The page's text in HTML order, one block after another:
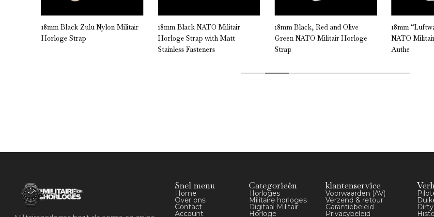
18mm Black Zulu Nylon Militair
Horloge Strap
18mm Black NATO Militair
Horloge Strap with Matt
Stainless Fasteners
18mm Black, Red and Olive
Green NATO Militair Horloge
Strap
18mm
NATO
Authe
Snel menu
Home
Over ons
Contact
Account
Categorieën
Horloges
Militaire horloges
Digitaal Militair
Horloge
klantenservice
Voorwaarden (AV)
Verzend & retour
Garantiebeleid
Privacybeleid